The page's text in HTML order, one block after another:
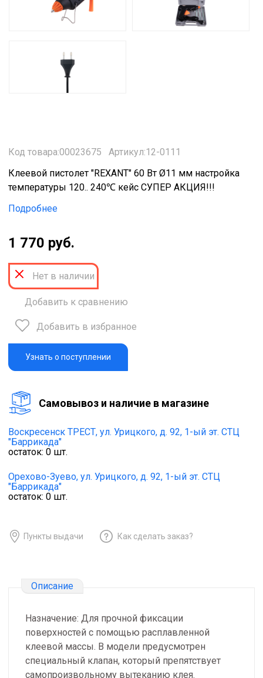
Код товара:00023675
Артикул:12-0111
Клеевой пистолет "REXANT" 60 Вт Ø11 мм настройка
температуры 120.. 240℃ кейс СУПЕР АКЦИЯ!!!
Подробнее
1 770 руб.
Нет в наличии
Добавить к сравнению
Добавить в избранное
Узнать о поступлении
Cамовывоз и наличие в магазине
Воскресенск ТРЕСТ, ул. Урицкого, д. 92, 1-ый эт. СТЦ
"Баррикада"
остаток: 0 шт.
Орехово-Зуево, ул. Урицкого, д. 92, 1-ый эт. СТЦ
"Баррикада"
остаток: 0 шт.
Пункты выдачи Как сделать заказ?
Описание
Назначение: Для прочной фиксации
поверхностей с помощью расплавленной
клеевой массы. В модели предусмотрен
специальный клапан, который препятствует
самопроизвольному вытеканию клея.